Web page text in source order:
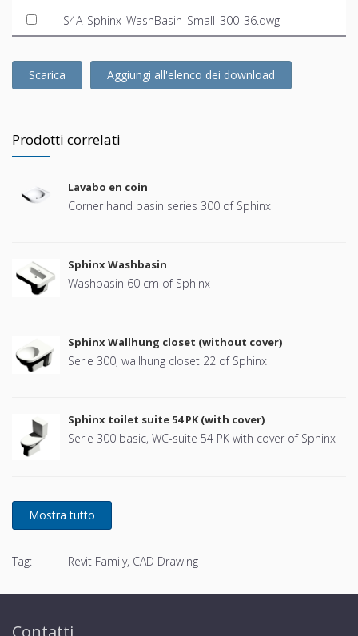
S4A_Sphinx_WashBasin_Small_300_36.dwg
Scarica Aggiungi all'elenco dei download
Prodotti correlati
Lavabo en coin
Corner hand basin series 300 of Sphinx
Sphinx Washbasin
Washbasin 60 cm of Sphinx
Sphinx Wallhung closet (without cover)
Serie 300, wallhung closet 22 of Sphinx
Sphinx toilet suite 54 PK (with cover)
Serie 300 basic, WC-suite 54 PK with cover of Sphinx
Tag: Revit Family, CAD Drawing